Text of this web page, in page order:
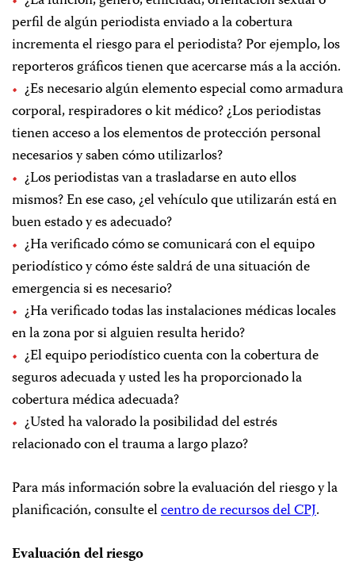
perfil de algún periodista enviado a la cobertura
incrementa el riesgo para el periodista? Por ejemplo, los
reporteros gráficos tienen que acercarse más a la acción.
¿Es necesario algún elemento especial como armadura
corporal, respiradores o kit médico? ¿Los periodistas
tienen acceso a los elementos de protección personal
necesarios y saben cómo utilizarlos?
¿Los periodistas van a trasladarse en auto ellos
mismos? En ese caso, ¿el vehículo que utilizarán está en
buen estado y es adecuado?
¿Ha verificado cómo se comunicará con el equipo
periodístico y cómo éste saldrá de una situación de
emergencia si es necesario?
¿Ha verificado todas las instalaciones médicas locales
en la zona por si alguien resulta herido?
¿El equipo periodístico cuenta con la cobertura de
seguros adecuada y usted les ha proporcionado la
cobertura médica adecuada?
¿Usted ha valorado la posibilidad del estrés
relacionado con el trauma a largo plazo?
Para más información sobre la evaluación del riesgo y la
planificación, consulte elcentro de recursos del CPJ.
Evaluación del riesgo